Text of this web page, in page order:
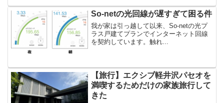
So-netの光回線が遅すぎて困る件
我が家は引っ越して以来、So-netの光プ
ラス戸建てプランでインターネット回線
を契約しています。触れ...
【旅行】エクシブ軽井沢パセオを
満喫するためだけの家族旅行して
きた